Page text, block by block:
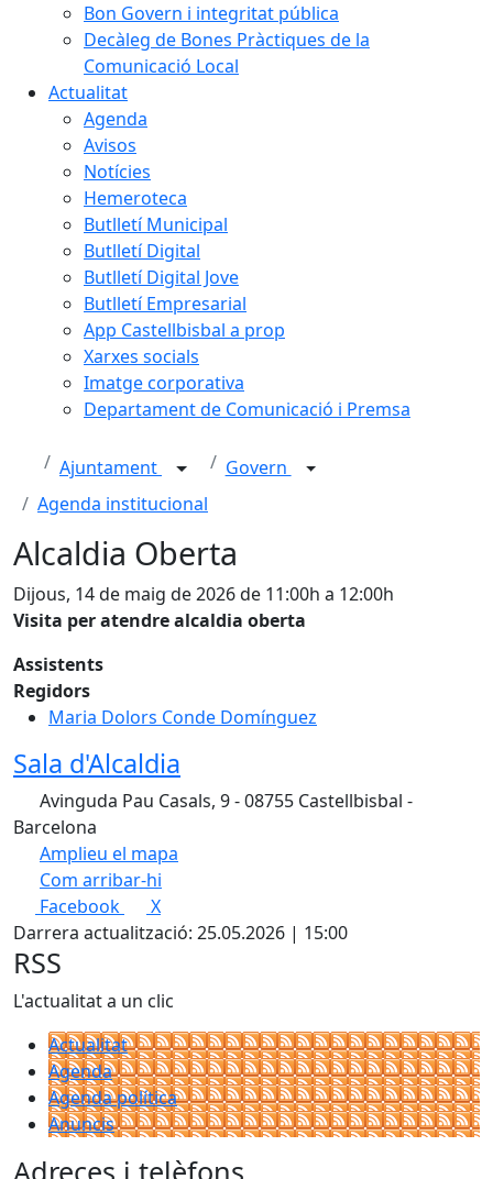
Bon Govern i integritat pública
Decàleg de Bones Pràctiques de la
Comunicació Local
Actualitat
Agenda
Avisos
Notícies
Hemeroteca
Butlletí Municipal
Butlletí Digital
Butlletí Digital Jove
Butlletí Empresarial
App Castellbisbal a prop
Xarxes socials
Imatge corporativa
Departament de Comunicació i Premsa
Ajuntament
Govern
Agenda institucional
Alcaldia Oberta
Dijous, 14 de maig de 2026 de 11:00h a 12:00h
Visita per atendre alcaldia oberta
Assistents
Regidors
Maria Dolors Conde Domínguez
Sala d'Alcaldia
Avinguda Pau Casals, 9 - 08755 Castellbisbal -
Barcelona
Amplieu el mapa
Com arribar-hi
+
−
Facebook
X
Darrera actualització: 25.05.2026 | 15:00
RSS
L'actualitat a un clic
Actualitat
Agenda
Agenda política
Anuncis
Adreces i telèfons